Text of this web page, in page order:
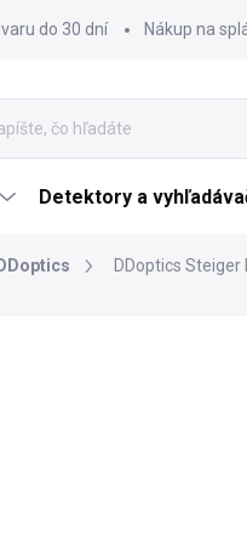
do 30 dní Nákup na
Detektory a
DDoptics DDoptics Steiger